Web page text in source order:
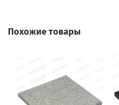
Похожие товары